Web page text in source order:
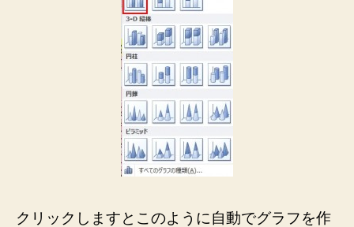
クリックしますとこのように自動でグラフを作